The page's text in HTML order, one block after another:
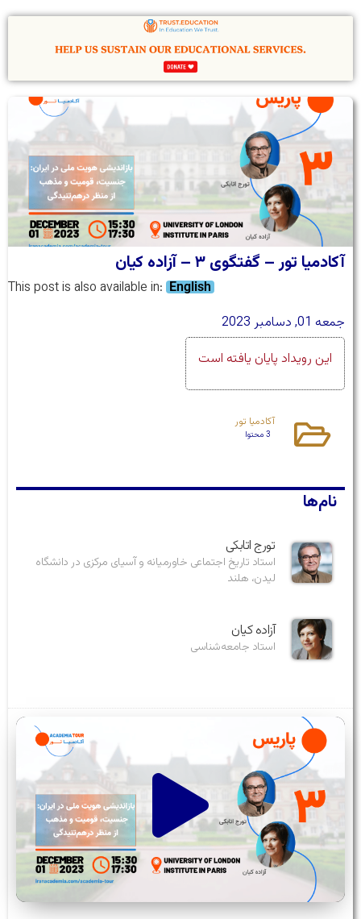
آکادمیا تور – گفتگوی ۳ – آزاده کیان
This post is also available in: English
جمعه 01, دسامبر 2023
این رویداد پایان یافته است
آکادمیا تور
3 محتوا
نام‌ها
تورج اتابکی
استاد تاریخ اجتماعی خاورمیانه و آسیای مرکزی در دانشگاه
لیدن، هلند
آزاده کیان
استاد جامعه‌شناسی